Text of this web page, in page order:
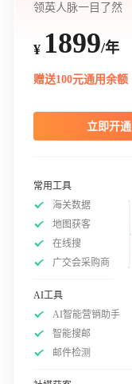
领英人脉一目了然
¥ 1899/年
赠送100元通用余额
立即开通
常用工具
海关数据
地图获客
在线搜
广交会采购商
AI工具
AI智能营销助手
智能搜邮
邮件检测